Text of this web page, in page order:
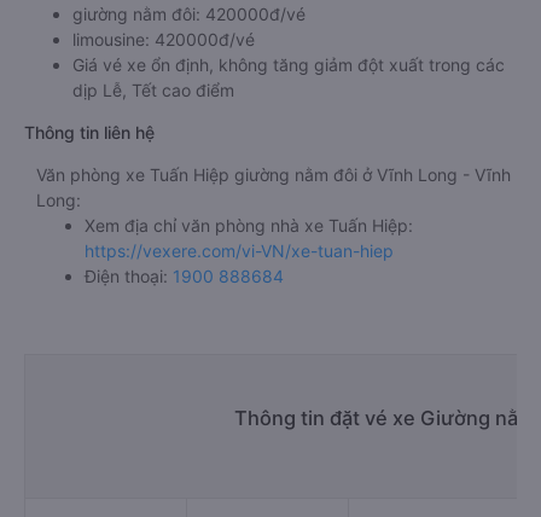
giường nằm đôi: 420000đ/vé
limousine: 420000đ/vé
Giá vé xe ổn định, không tăng giảm đột xuất trong các
dịp Lễ, Tết cao điểm
Thông tin liên hệ
Văn phòng xe Tuấn Hiệp giường nằm đôi ở Vĩnh Long - Vĩnh
Long:
Xem địa chỉ văn phòng nhà xe Tuấn Hiệp:
https://vexere.com/vi-VN/xe-tuan-hiep
Điện thoại: 1900 888684
Thông tin đặt vé xe Giường